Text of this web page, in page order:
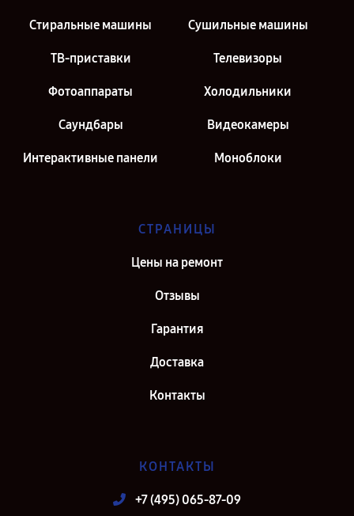
Стиральные машины Сушильные машины
ТВ-приставки Телевизоры
Фотоаппараты Холодильники
Саундбары Видеокамеры
Интерактивные панели Моноблоки
СТРАНИЦЫ
Цены на ремонт
Отзывы
Гарантия
Доставка
Контакты
КОНТАКТЫ
+7 (495) 065-87-09